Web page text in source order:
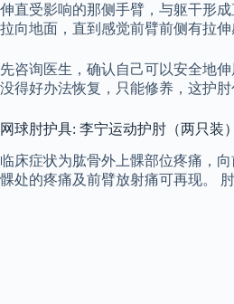
伸直受影响的那侧手臂，与躯干形
拉向地面，直到感觉前臂前侧有拉伸
先咨询医生，确认自己可以安全地
没得好办法恢复，只能修养，这护
网球肘护具: 李宁运动护肘（两只装
临床症状为肱骨外上髁部位疼痛，
髁处的疼痛及前臂放射痛可再现。